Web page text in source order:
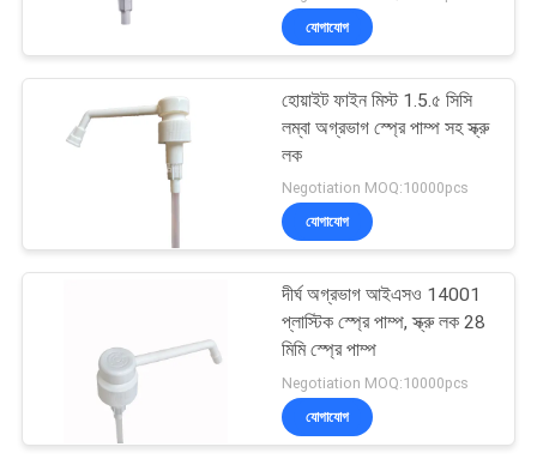
খবর
হ্যান্ড স্যানিটাইজার ফোম
পাম্প
33
28
যোগাযোগ
হোয়াইট ফাইন মিস্ট 1.5.৫ সিসি
লম্বা অগ্রভাগ স্প্রে পাম্প সহ স্ক্রু
লক
Negotiation MOQ:10000pcs
যোগাযোগ
দীর্ঘ অগ্রভাগ আইএসও 14001
প্লাস্টিক স্প্রে পাম্প, স্ক্রু লক 28
মিমি স্প্রে পাম্প
Negotiation MOQ:10000pcs
যোগাযোগ